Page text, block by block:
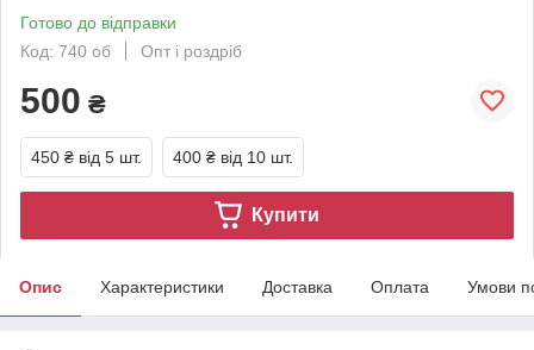
Готово до відправки
Код: 740 об
Опт і роздріб
500 ₴
450 ₴ від 5 шт. 400 ₴ від 10 шт.
Купити
Опис Характеристики Доставка Оплата Умови